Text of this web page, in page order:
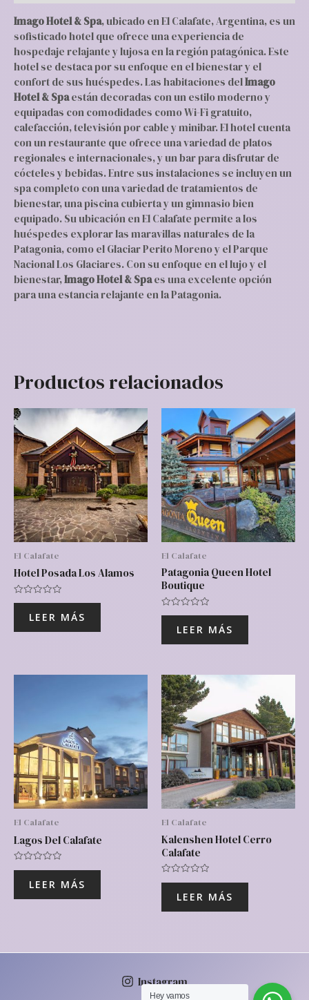
Imago Hotel & Spa, ubicado en El Calafate, Argentina, es un
sofisticado hotel que ofrece una experiencia de
hospedaje relajante y lujosa en la región patagónica. Este
hotel se destaca por su enfoque en el bienestar y el
confort de sus huéspedes. Las habitaciones delImago
Hotel & Spaestán decoradas con un estilo moderno y
equipadas con comodidades como Wi-Fi gratuito,
calefacción, televisión por cable y minibar. El hotel cuenta
con un restaurante que ofrece una variedad de platos
regionales e internacionales, y un bar para disfrutar de
cócteles y bebidas. Entre sus instalaciones se incluyen un
spa completo con una variedad de tratamientos de
bienestar, una piscina cubierta y un gimnasio bien
equipado. Su ubicación en El Calafate permite a los
huéspedes explorar las maravillas naturales de la
Patagonia, como el Glaciar Perito Moreno y el Parque
Nacional Los Glaciares. Con su enfoque en el lujo y el
bienestar,Imago Hotel & Spaes una excelente opción
para una estancia relajante en la Patagonia.
Productos relacionados
El Calafate
Hotel Posada Los Alamos
Valorado
5
LEER MÁS
El Calafate
Patagonia Queen Hotel
Boutique
Valorado
5
LEER MÁS
El Calafate
Lagos Del Calafate
Valorado
5
LEER MÁS
El Calafate
Kalenshen Hotel Cerro
Calafate
Valorado
5
LEER MÁS
Instagram
Hey vamos‎ ‎ ‎